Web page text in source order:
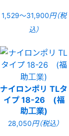
1,529〜31,900円（税
込）
ナイロンポリ TLタ
イプ 18-26 (福
助工業)
28,050円（税込）